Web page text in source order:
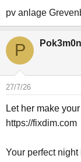
pv anlage
P Pok3m0n
27/7/26
Let her make
https://fixdim.com
Your perfect night